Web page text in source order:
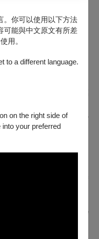
。你可以使用以下方法
可能與中文原文有所差
用。
to a different language.
on the right side of
into your preferred
共解放越南。三年後，返
了被當局掩蓋的煉獄真
的青年祖明。看盡當地苦
們準備逃離越南。另一方
怒海……。
許鞍華藉著對越南難民漂
想像。本片原一舉入選
外交壓力，最終僅得以觀
以及因於中國取景拍攝，
戲裡戲外皆充滿政治張
photojournalist
by the "liberation" of
with Cam Nuong, a
that serves as his
In the shadow of the
Minh, a man
Akutagawa becomes